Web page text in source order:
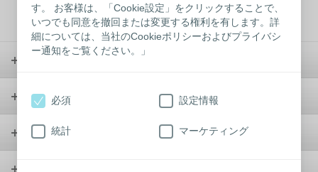
す。 お客様は、「Cookie設定」をクリックすることで、
いつでも同意を撤回または変更する権利を有します。詳
細については、当社のCookieポリシーおよびプライバシ
ー通知をご覧ください。」
必須 設定情報
統計 マーケティング
ストーマケア
コンチネンスケア
ウンドケア